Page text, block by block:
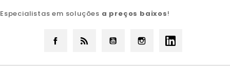
Especialistas em soluções a preços baixos!
Facebook YouTube Instagram